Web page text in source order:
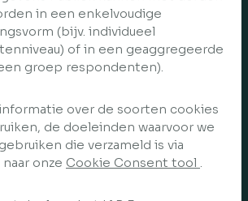
in een enkelvoudige
(bijv. individueel
of in een geaggregeerde
groep respondenten).
over de soorten cookies
de doeleinden waarvoor we
die verzameld is via
onze Cookie Consent tool .